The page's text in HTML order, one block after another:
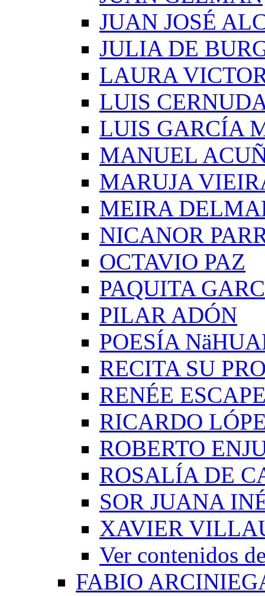
JUAN JOSÉ
JULIA DE
LAURA
LUIS
LUIS GARCÍA
MANUEL
MARUJA
MEIRA
NICANOR
OCTAVIO PAZ
PAQUITA
PILAR ADÓN
POESÍA
RECITA SU
RENÉE
RICARDO
ROBERTO
ROSALÍA DE
SOR JUANA
XAVIER
Ver contenidos
FABIO